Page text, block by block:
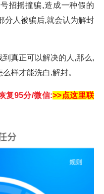
招摇撞骗,造成一种假的
分人被骗后,就会认为解封
真正可以解决的人,那么,
样才能洗白,解封。
复95分/微信:>>点这里联